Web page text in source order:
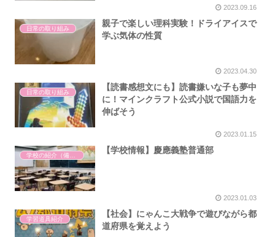
2023.09.16
日常の取り組み
親子で楽しい理科実験！ドライアイスで
学ぶ気体の性質
2023.04.30
日常の取り組み
【読書感想文にも】読書嫌いな子も夢中
に！マインクラフト公式小説で国語力を
伸ばそう
2023.01.15
学校の紹介（備忘録）
【学校情報】慶應義塾普通部
2023.01.03
学習道具紹介
【社会】にゃんこ大戦争で遊びながら都
道府県を覚えよう